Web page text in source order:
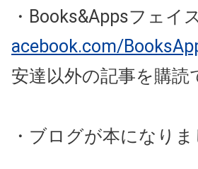
・Books&Appsフェ
acebook.com/
安達以外の記事を購読
・ブログが本になりま